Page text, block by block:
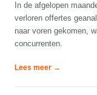
In de afgelopen
verloren offertes
naar voren gekomen,
concurrenten.
Lees meer →